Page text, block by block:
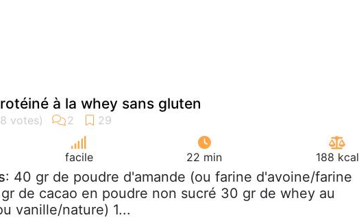
à la whey sans gluten
facile 22 min 188 kcal
: 40 gr de poudre d'amande (ou farine d'avoine/farine
de cacao en poudre non sucré 30 gr de whey au
vanille/nature) 1...